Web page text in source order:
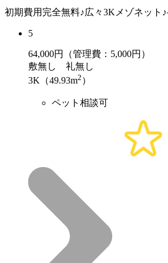
初期費用完全無料♪広々3Kメゾネット
5
64,000円（管理費：5,000円）
敷無し 礼無し
3K（49.93m2 ）
ペット相談可